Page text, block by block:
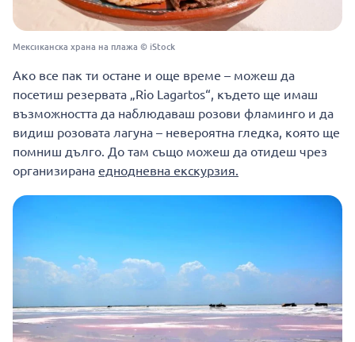
Мексиканска храна на плажа © iStock
Ако все пак ти остане и още време – можеш да
посетиш резервата „Rio Lagartos“, където ще имаш
възможността да наблюдаваш розови фламинго и да
видиш розовата лагуна – невероятна гледка, която ще
помниш дълго. До там също можеш да отидеш чрез
организирана еднодневна екскурзия.